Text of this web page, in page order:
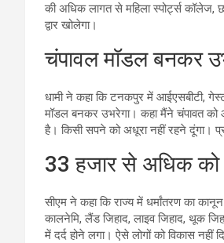
की अधिक लागत से महिला स्पोर्ट्स कॉलेज,
द्वार खोलेगा।
चंपावल मॉडल बनकर
धामी ने कहा कि टनकपुर में आईएसबीटी,
मॉडल बनकर उभरेगा। कहा मैंने चंपावत को
है। किसी सपने को अधूरा नहीं रहने दूंगा।
33 हजार से अधिक को
सीएम ने कहा कि राज्य में धर्मांतरण का
कालनेमि, लैंड जिहाद, लाइव जिहाद, थूक
में दर्द होने लगा। ऐसे लोगों को विकास नहीं